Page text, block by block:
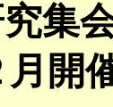
集
月開